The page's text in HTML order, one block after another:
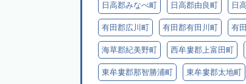
日高郡みなべ町 日高郡由良町 日
有田郡広川町 有田郡有田川町 有
海草郡紀美野町 西牟婁郡上富田町
東牟婁郡那智勝浦町 東牟婁郡太地町